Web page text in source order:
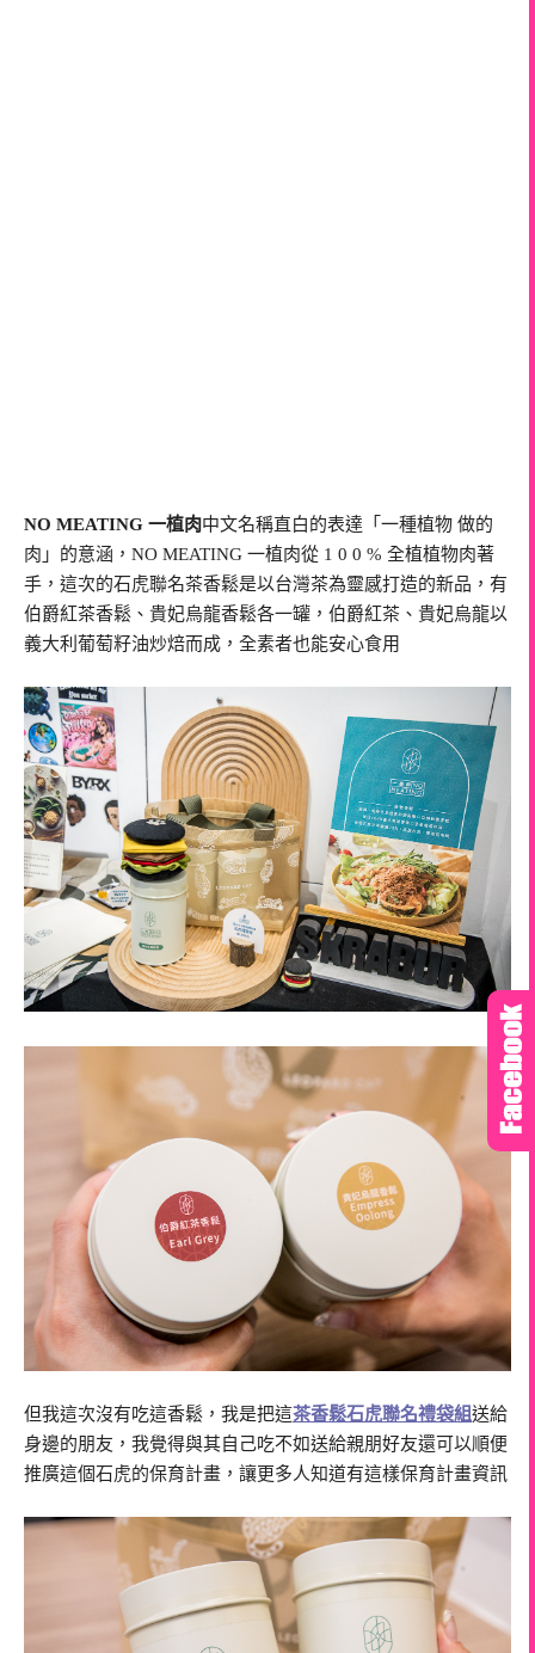
NO MEATING 一植肉中文名稱直白的表達「一種植物 做的
肉」的意涵，NO MEATING 一植肉從 1 0 0 % 全植植物肉著
手，這次的石虎聯名茶香鬆是以台灣茶為靈感打造的新品，有
伯爵紅茶香鬆、貴妃烏龍香鬆各一罐，伯爵紅茶、貴妃烏龍以
義大利葡萄籽油炒焙而成，全素者也能安心食用
但我這次沒有吃這香鬆，我是把這茶香鬆石虎聯名禮袋組送給
身邊的朋友，我覺得與其自己吃不如送給親朋好友還可以順便
推廣這個石虎的保育計畫，讓更多人知道有這樣保育計畫資訊